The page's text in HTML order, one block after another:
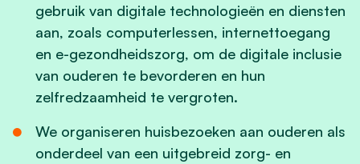
gebruik van digitale technologieën en diensten
aan, zoals computerlessen, internettoegang
en e-gezondheidszorg, om de digitale inclusie
van ouderen te bevorderen en hun
zelfredzaamheid te vergroten.
We organiseren huisbezoeken aan ouderen als
onderdeel van een uitgebreid zorg- en